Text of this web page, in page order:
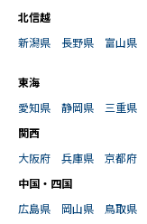
北信越
新潟県
長野県 富山県
東海
愛知県
静岡県 三重県
関西
大阪府
兵庫県 京都府
中国・四国
広島県
岡山県 鳥取県